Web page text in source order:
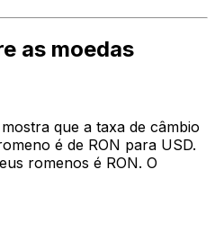
as moedas
que a taxa de câmbio
é de RON para USD.
romenos é RON. O